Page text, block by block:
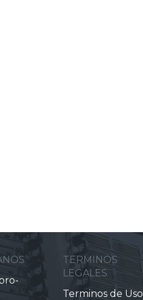
TERMINOS
LEGALES
Terminos de Uso